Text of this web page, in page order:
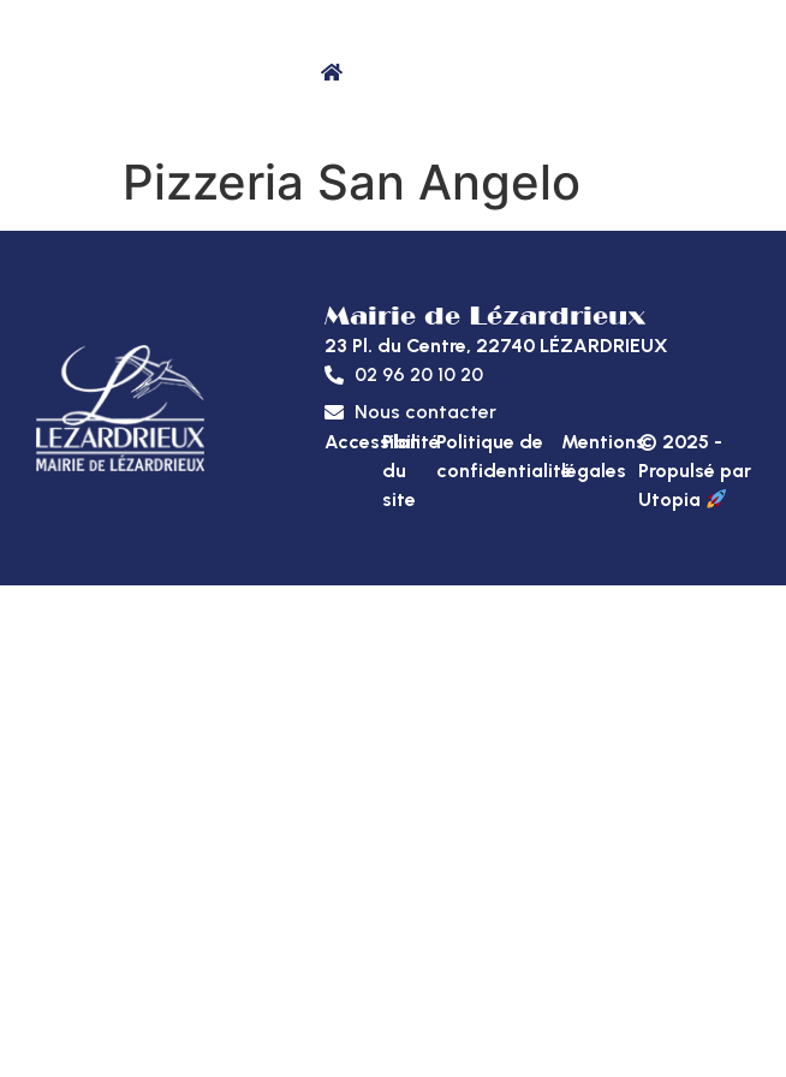
Pizzeria San Angelo
Mairie de Lézardrieux
23 Pl. du Centre, 22740 LÉZARDRIEUX
02 96 20 10 20
Nous contacter
Accessibilité
Plan
du
site
Politique de
confidentialité
Mentions
légales
© 2025 -
Propulsé par
Utopia